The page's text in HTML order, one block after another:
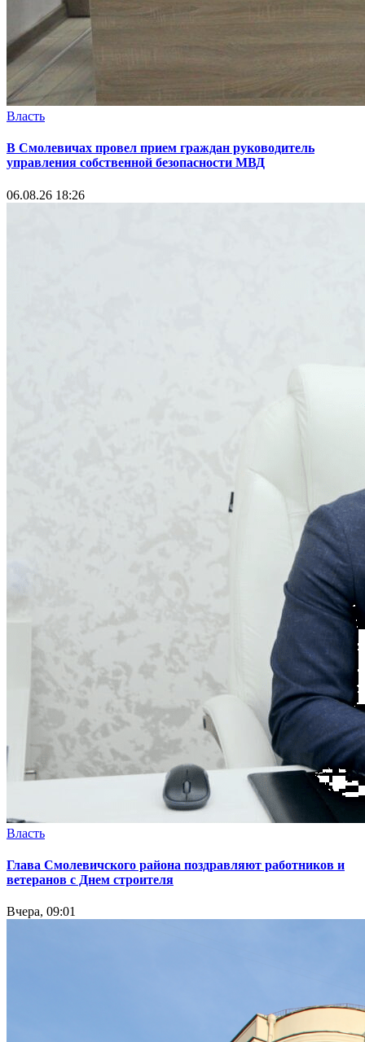
Власть
В Смолевичах провел прием граждан руководитель
управления собственной безопасности МВД
06.08.26 18:26
Власть
Глава Смолевичского района поздравляют работников и
ветеранов с Днем строителя
Вчера, 09:01